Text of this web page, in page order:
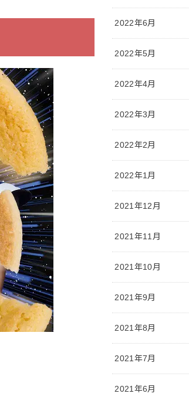
2022年6月
2022年5月
2022年4月
2022年3月
2022年2月
2022年1月
2021年12月
2021年11月
2021年10月
2021年9月
2021年8月
2021年7月
2021年6月